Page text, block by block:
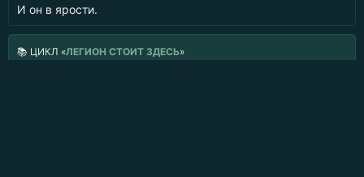
И он в ярости.
📚 ЦИКЛ «ЛЕГИОН СТОИТ ЗДЕСЬ»